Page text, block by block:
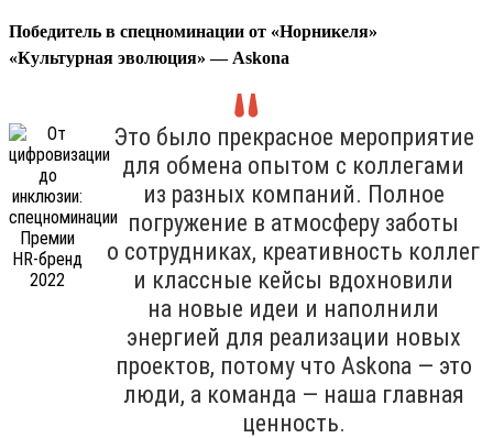
Победитель в спецноминации от «Норникеля»
«Культурная эволюция» — Askona
Это было прекрасное мероприятие
для обмена опытом с коллегами
из разных компаний. Полное
погружение в атмосферу заботы
о сотрудниках, креативность коллег
и классные кейсы вдохновили
на новые идеи и наполнили
энергией для реализации новых
проектов, потому что Askona — это
люди, а команда — наша главная
ценность.